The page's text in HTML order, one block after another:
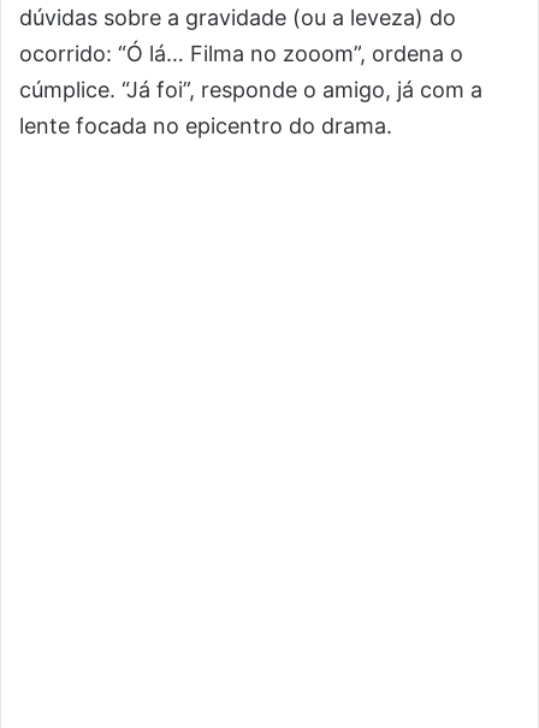
dúvidas sobre a gravidade (ou a leveza) do
ocorrido: “Ó lá… Filma no zooom”, ordena o
cúmplice. “Já foi”, responde o amigo, já com a
lente focada no epicentro do drama.